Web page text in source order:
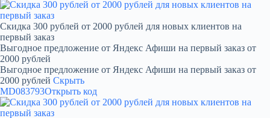
Скидка 300 рублей от 2000 рублей для новых клиентов на
первый заказ
Выгодное предложение от Яндекс Афиши на первый заказ от
2000 рублей
Выгодное предложение от Яндекс Афиши на первый заказ от
2000 рублей Скрыть
MD083793Открыть код